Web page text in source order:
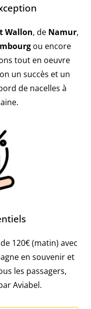
Wallon, de Namur,
ou encore
tout en oeuvre
un succès et un
de nacelles à
120€ (matin) avec
en souvenir et
les passagers,
Aviabel.